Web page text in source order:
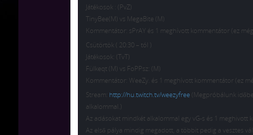
Játékosok : (PvZ)
TinyBee(M) vs MegaBite (M)
Kommentátor: sPrAY és 1 meghívott kommentátor (ez
Csütörtök ( 20:30 – tól )
Játékosok: (TvT)
Fülkeqt (M) vs FoPPsz: (M)
Kommentátor: WeeZy. és 1 meghívott kommentátor (ez
Stream: http://hu.twitch.tv/weezyfree (Megpróbálunk
alkalommal.)
Az adásokat mindkét alkalommal egy vG-s és 1 meghivott
Az első pálya mindig megadott, a többit pedig a vesztes